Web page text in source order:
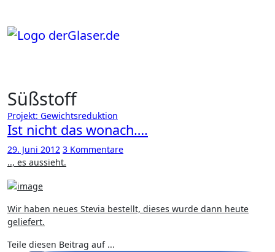
springen
Süßstoff
Projekt: Gewichtsreduktion
Ist nicht das wonach….
29. Juni 2012 3 Kommentare
.., es aussieht.
Wir haben neues Stevia bestellt, dieses wurde dann heute
geliefert.
Teile diesen Beitrag auf ...